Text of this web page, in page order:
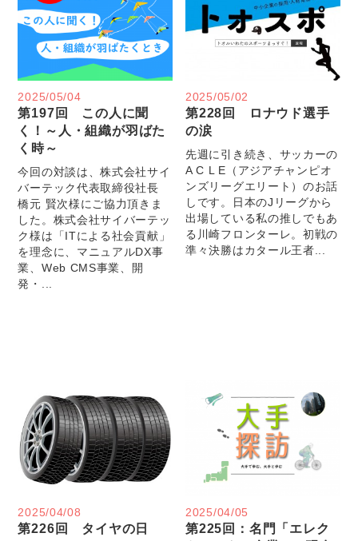
2025/05/04
第197回 この人に聞
く！～人・組織が羽ばた
く時～
今回の対談は、株式会社サイ
バーテック代表取締役社長
橋元 賢次様にご協力頂きま
した。株式会社サイバーテッ
ク様は「ITによる社会貢献」
を理念に、マニュアルDX事
業、Web CMS事業、開
発・...
2025/05/02
第228回 ロナウド選手
の涙
先週に引き続き、サッカーの
A C L E（アジアチャンピオ
ンズリーグエリート）のお話
しです。日本のJリーグから
出場している私の推しでもあ
る川崎フロンターレ。初戦の
準々決勝はカタール王者...
2025/04/08
第226回 タイヤの日
2025/04/05
第225回：名門「エレク